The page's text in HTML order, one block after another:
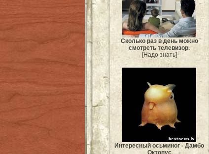
Сколько раз в день можно
смотреть телевизор.
[Надо знать]
Интересный осьминог - Дамбо
Октопус